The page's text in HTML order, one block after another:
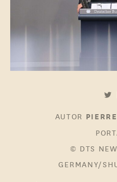
AUTOR
© DTS
GERMANY/